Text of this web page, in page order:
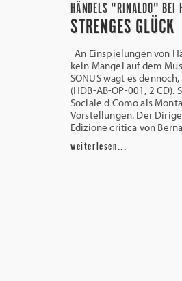
HÄNDELS "RINALDO" BEI
STRENGES GLÜCK
An Einspielungen von
kein Mangel auf dem
SONUS wagt es
(HDB-AB-OP-001, 2
Sociale d Como als
Vorstellungen. Der
Edizione critica von
weiterlesen...